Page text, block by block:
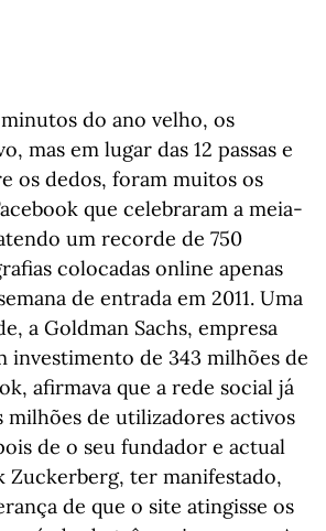
do ano velho, os
mas em lugar das 12 passas e
os dedos, foram muitos os
que celebraram a meia-
um recorde de 750
colocadas online apenas
de entrada em 2011. Uma
a Goldman Sachs, empresa
investimento de 343 milhões de
afirmava que a rede social já
milhões de utilizadores activos
de o seu fundador e actual
Zuckerberg, ter manifestado,
de que o site atingisse os